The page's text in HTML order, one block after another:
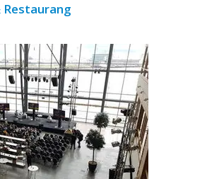
Restaurang